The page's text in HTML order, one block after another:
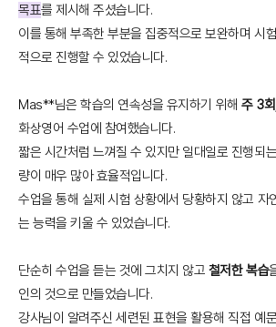
목표를 제시해 주셨습니다.
이를 통해 부족한 부분을 집중적으로 보완하며 시
적으로 진행할 수 있었습니다.
Mas**님은 학습의 연속성을 유지하기 위해 주 3
화상영어 수업에 참여했습니다.
짧은 시간처럼 느껴질 수 있지만 일대일로 진행되
량이 매우 많아 효율적입니다.
수업을 통해 실제 시험 상황에서 당황하지 않고 자
는 능력을 키울 수 있었습니다.
단순히 수업을 듣는 것에 그치지 않고 철저한 복습
인의 것으로 만들었습니다.
강사님이 알려주신 세련된 표현을 활용해 직접 예